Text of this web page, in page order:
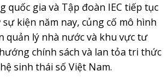
quốc gia và Tập đoàn IEC tiếp tục
kiện năm nay, củng cố mô hình
quản lý nhà nước và khu vực tư
chính sách và lan tỏa tri thức
sinh thái số Việt Nam.